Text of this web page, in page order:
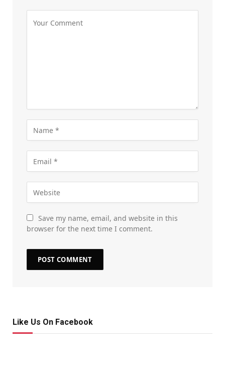
Save my name, email, and website in this
browser for the next time I comment.
Like Us On Facebook